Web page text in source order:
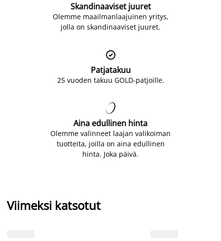
Skandinaaviset juuret
Olemme maailmanlaajuinen yritys,
jolla on skandinaaviset juuret.

Patjatakuu
25 vuoden takuu GOLD-patjoille.

Aina edullinen hinta
Olemme valinneet laajan valikoiman
tuotteita, joilla on aina edullinen
hinta. Joka päivä.
Viimeksi katsotut